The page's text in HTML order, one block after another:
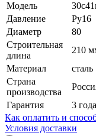
Модель
Давление
Ру16
Диаметр
80
Строительная
длина
210
Материал
сталь
Страна
производства
Гарантия
3 года
Как оплатить и
Условия доставки